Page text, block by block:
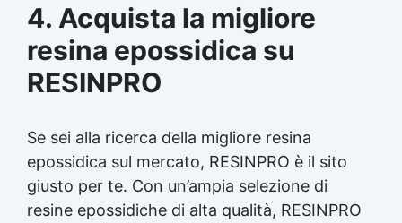
4. Acquista la migliore
resina epossidica su
RESINPRO
Se sei alla ricerca della migliore resina
epossidica sul mercato, RESINPRO è il sito
giusto per te. Con un’ampia selezione di
resine epossidiche di alta qualità, RESINPRO